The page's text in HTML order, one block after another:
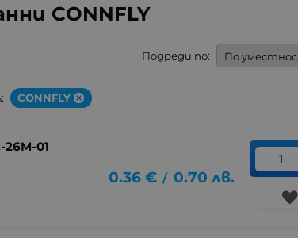
CONNFLY
Подреди по:
CONNFLY
26M-01
0.36 € / 0.70 лв.